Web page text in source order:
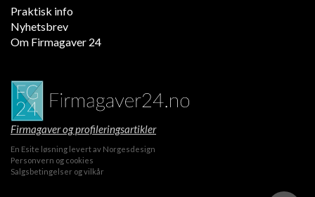
Praktisk info
Nyhetsbrev
Om Firmagaver 24
Firmagaver og profileringsartikler
En Esite løsning levert av Norgesdesign
Personvern og cookies
Salgsbetingelser og vilkår